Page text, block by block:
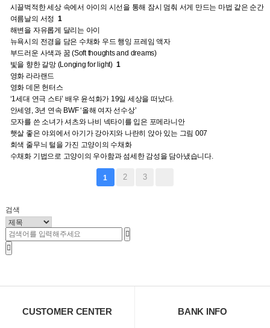
시끌벅적한 세상 속에서 아이의 시선을 통해 잠시 멈춰 서게 만드는 마법 같은 순간
여름날의 서정 1
해변을 자유롭게 달리는 아이
뉴욕시의 전경을 담은 수채화 우드 행잉 프레임 액자
부드러운 사색과 꿈 (Soft thoughts and dreams)
빛을 향한 갈망 (Longing for light) 1
영화 라라랜드
영화 데몬 헌터스
‘1세대 연극 스타’ 배우 윤석화가 19일 세상을 떠났다.
안세영, 3년 연속 BWF ‘올해 여자 선수상’
모자를 쓴 소녀가 셔츠와 나비 넥타이를 입은 포메라니안
햇살 좋은 야외에서 아기가 강아지와 나란히 앉아 있는 그림 007
회색 줄무늬 털을 가진 고양이의 수채화
수채화 기법으로 고양이의 우아함과 섬세한 감성을 담아냈습니다.
1 2 3
검색
CUSTOMER CENTER BANK INFO